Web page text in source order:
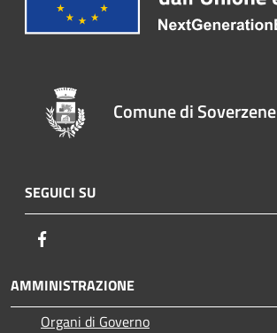
Comune di Soverzene
SEGUICI SU
AMMINISTRAZIONE
Organi di Governo